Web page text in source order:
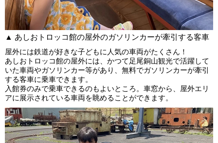
▲ あしおトロッコ館の屋外のガソリンカーが牽引する客車
屋外には鉄道が好きな子どもに人気の車両がたくさん！
あしおトロッコ館の屋外には、かつて足尾銅山観光で活躍して
いた車両やガソリンカー等があり、無料でガソリンカーが牽引
する客車に乗車できます。
入館券のみで乗車できるのもよいところ。車窓から、屋外エリ
アに展示されている車両を眺めることができます。